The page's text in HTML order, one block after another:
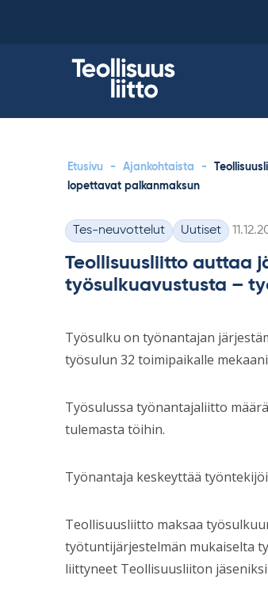
Etusivu - Ajankohtaista -
lopettavat palkanmaksun
Kategoriat
Tes-neuvottelut Uutiset
Teollisuusliitto auttaa
työsulkuavustusta –
Työsulku on työnantajan
työsulun 32 toimipaikalle
Työsulussa työnantajaliitto
tulemasta töihin.
Työnantaja keskeyttää
Teollisuusliitto maksaa
työtuntijärjestelmän mukaiselta
liittyneet Teollisuusliiton jäseniksi